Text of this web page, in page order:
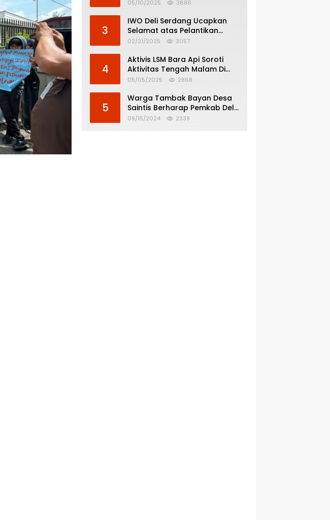
05/10/2025 3686
3
IWO Deli Serdang Ucapkan
Selamat atas Pelantikan
Bupati dan Wakil Bupati Deli
02/21/2025 3057
4
Aktivis LSM Bara Api Soroti
Aktivitas Tengah Malam Di
SPBU 14.213.228 Bandar Tinggi
05/05/2025 2868
5
Warga Tambak Bayan Desa
Saintis Berharap Pemkab Deli
Serdang Atasi Banjir
09/15/2024 2339